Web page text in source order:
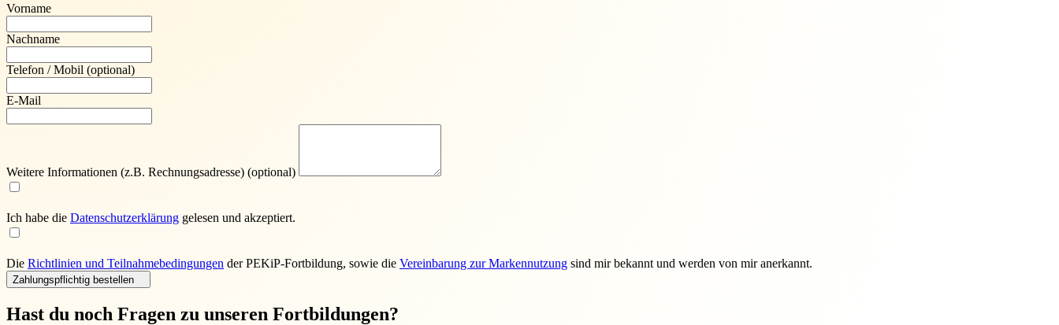
Vorname
Nachname
Telefon / Mobil (optional)
E-Mail
Weitere Informationen (z.B. Rechnungsadresse) (optional)
Ich habe die Daten­schutz­erklärung gelesen und akzeptiert.
Die Richtlinien und Teilnahmebedingungen der PEKiP-Fortbildung, sowie die Vereinbarung zur Markennutzung sind mir bekannt und werden von mir anerkannt.
Zahlungspflichtig bestellen
Hast du noch Fragen zu unseren Fortbildungen?